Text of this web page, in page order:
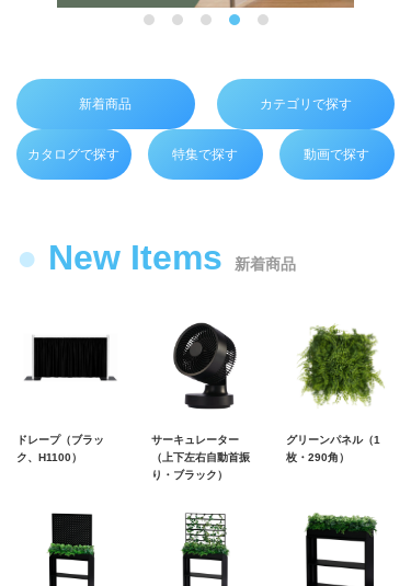
新着商品 カテゴリで探す
カタログで探す 特集で探す 動画で探す
New Items 新着商品
ドレープ（ブラッ
ク、H1100）
サーキュレーター
（上下左右自動首振
り・ブラック）
グリーンパネル（1
枚・290角）